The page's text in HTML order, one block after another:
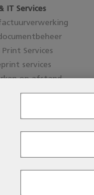
IT Services
Services
services
op afstand